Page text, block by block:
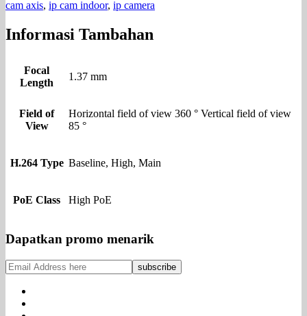
cam axis, ip cam indoor, ip camera
Informasi Tambahan
Focal
Length
1.37 mm
Field of
View
Horizontal field of view 360 ° Vertical field of view
85 °
H.264 Type Baseline, High, Main
PoE Class High PoE
Dapatkan promo menarik